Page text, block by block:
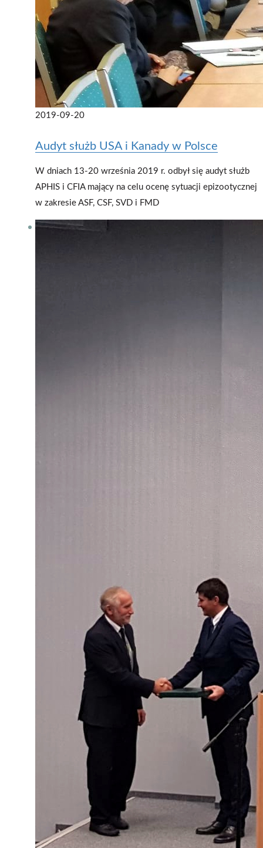
2019-09-20
Audyt służb USA i Kanady w Polsce
W dniach 13-20 września 2019 r. odbył się audyt służb
APHIS i CFIA mający na celu ocenę sytuacji epizootycznej
w zakresie ASF, CSF, SVD i FMD